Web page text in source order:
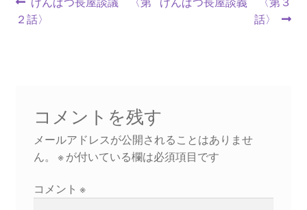
書籍
2023.2.7 いまこそ私は原発に反対します
投
稿
ゲ
ー
シ
ョ
の
２話〉
話〉
コメントを残す
メールアドレスが公開されることはありませ
ん。
※が付いている欄は必須項目です
コメント ※